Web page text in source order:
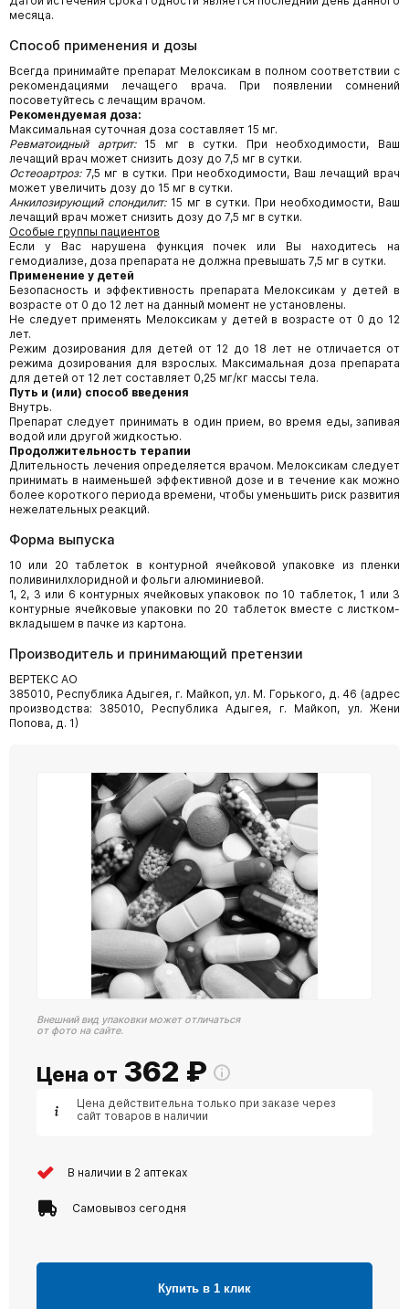
месяца.
Способ применения и дозы
Всегда принимайте препарат Мелоксикам в полном соответствии с
рекомендациями лечащего врача. При появлении сомнений
посоветуйтесь с лечащим врачом.
Рекомендуемая доза:
Максимальная суточная доза составляет 15 мг.
Ревматоидный артрит:15 мг в сутки. При необходимости, Ваш
лечащий врач может снизить дозу до 7,5 мг в сутки.
Остеоартроз:7,5 мг в сутки. При необходимости, Ваш лечащий врач
может увеличить дозу до 15 мг в сутки.
Анкилозирующий спондилит:15 мг в сутки. При необходимости, Ваш
лечащий врач может снизить дозу до 7,5 мг в сутки.
Особые группы пациентов
Если у Вас нарушена функция почек или Вы находитесь на
гемодиализе, доза препарата не должна превышать 7,5 мг в сутки.
Применение у детей
Безопасность и эффективность препарата Мелоксикам у детей в
возрасте от 0 до 12 лет на данный момент не установлены.
Не следует применять Мелоксикам у детей в возрасте от 0 до 12
лет.
Режим дозирования для детей от 12 до 18 лет не отличается от
режима дозирования для взрослых. Максимальная доза препарата
для детей от 12 лет составляет 0,25 мг/кг массы тела.
Путь и (или) способ введения
Внутрь.
Препарат следует принимать в один прием, во время еды, запивая
водой или другой жидкостью.
Продолжительность терапии
Длительность лечения определяется врачом. Мелоксикам следует
принимать в наименьшей эффективной дозе и в течение как можно
более короткого периода времени, чтобы уменьшить риск развития
нежелательных реакций.
Форма выпуска
10 или 20 таблеток в контурной ячейковой упаковке из пленки
поливинилхлоридной и фольги алюминиевой.
1, 2, 3 или 6 контурных ячейковых упаковок по 10 таблеток, 1 или 3
контурные ячейковые упаковки по 20 таблеток вместе с листком-
вкладышем в пачке из картона.
Производитель и принимающий претензии
ВЕРТЕКС АО
385010, Республика Адыгея, г. Майкоп, ул. М. Горького, д. 46 (адрес
производства: 385010, Республика Адыгея, г. Майкоп, ул. Жени
Попова, д. 1)
Внешний вид упаковки может отличаться
от фото на сайте.
Цена от 362 ₽
Цена действительна только при заказе через
сайт товаров в наличии
В наличии в 2 аптеках
Самовывоз сегодня
Купить в 1 клик